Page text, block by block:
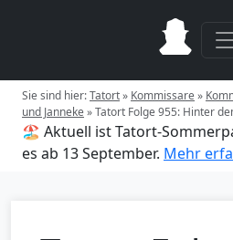
Sie sind hier:Tatort» Kommissare»
und Janneke»Tatort Folge 955: Hinter
🏖️ Aktuell ist Tatort-
es ab 13 September. Mehr